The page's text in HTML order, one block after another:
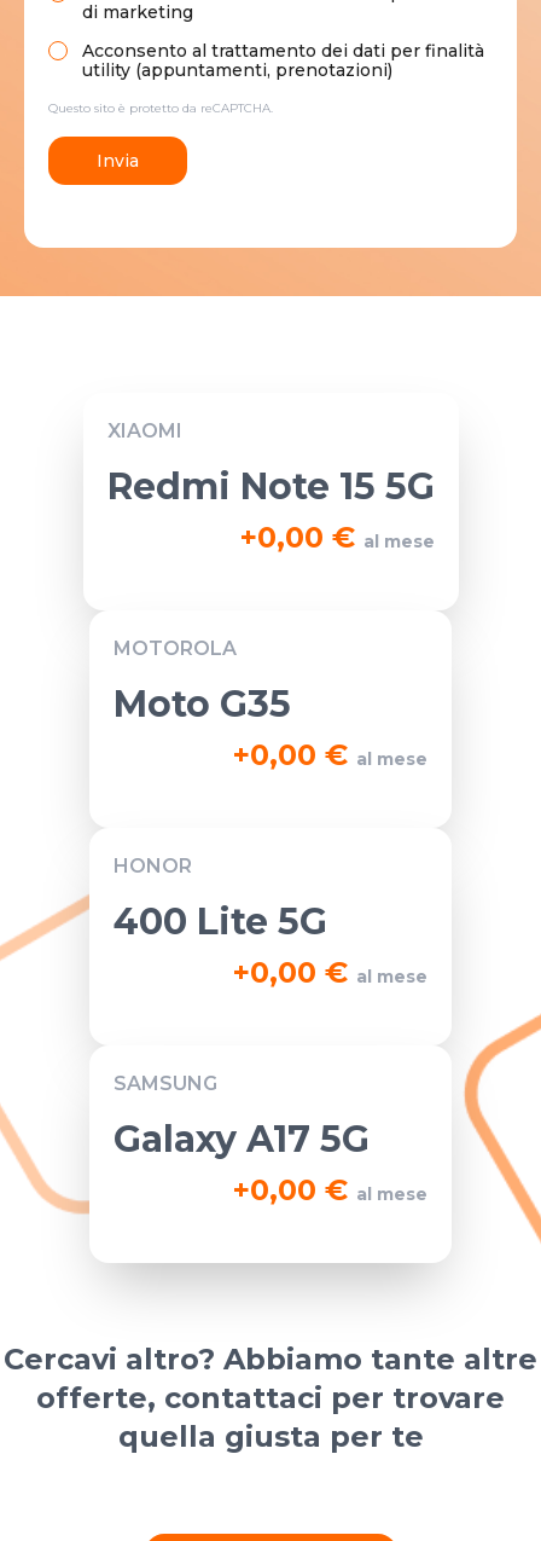
di marketing
Acconsento al trattamento dei dati per finalità
utility (appuntamenti, prenotazioni)
Questo sito è protetto da reCAPTCHA.
Invia
XIAOMI
Redmi Note 15 5G
+0,00 € al mese
MOTOROLA
Moto G35
+0,00 € al mese
HONOR
400 Lite 5G
+0,00 € al mese
SAMSUNG
Galaxy A17 5G
+0,00 € al mese
Cercavi altro? Abbiamo tante altre
offerte, contattaci per trovare
quella giusta per te